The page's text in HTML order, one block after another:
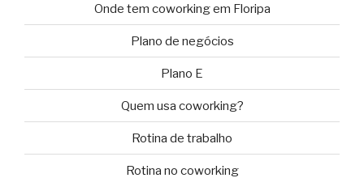
Onde tem coworking em Floripa
Plano de negócios
Plano E
Quem usa coworking?
Rotina de trabalho
Rotina no coworking